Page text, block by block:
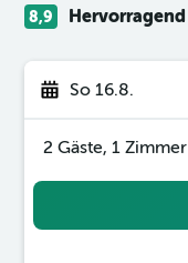
8,9 Hervorragend
So 16.8.
2 Gäste, 1 Zimmer